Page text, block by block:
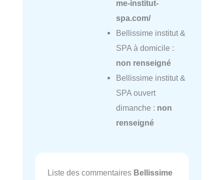
me-institut-
spa.com/
Bellissime institut &
SPA à domicile :
non renseigné
Bellissime institut &
SPA ouvert
dimanche : non
renseigné
Liste des commentaires Bellissime